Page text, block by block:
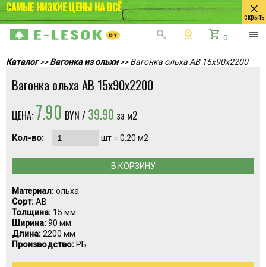
САМЫЕ НИЗКИЕ ЦЕНЫ НА ВСЁ close
скрыть
search pin_drop shopping_cart 0 menu
Каталог>>Вагонка из ольхи >> Вагонка ольха AB 15х90х2200
Вагонка ольха AB 15х90х2200
ЦЕНА: 7.90 BYN / 39.90 за м2
Кол-во: шт = 0.20 м2
В КОРЗИНУ
Материал:ольха
Сорт:AB
Толщина: 15 мм
Ширина:90 мм
Длина:2200 мм
Производство: РБ